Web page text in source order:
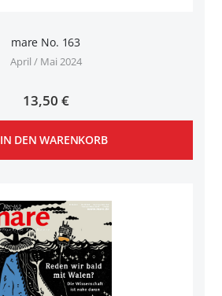
mare No. 163
April / Mai 2024
13,50 €
IN DEN WARENKORB